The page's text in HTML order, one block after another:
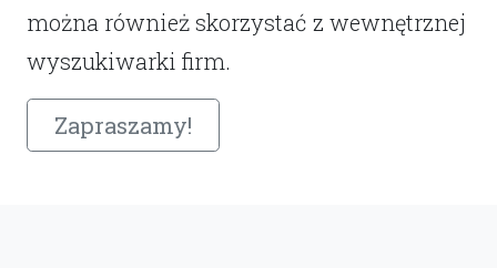
można również skorzystać z wewnętrznej
wyszukiwarki firm.
Zapraszamy!